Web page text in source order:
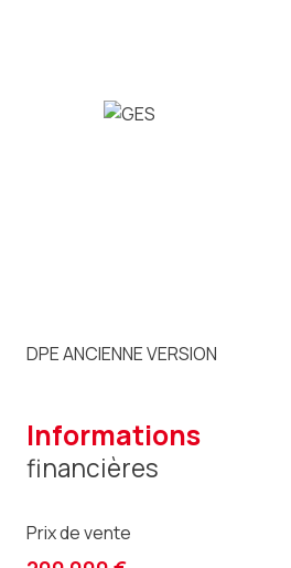
DPE ANCIENNE VERSION
informations
financières
Prix de vente